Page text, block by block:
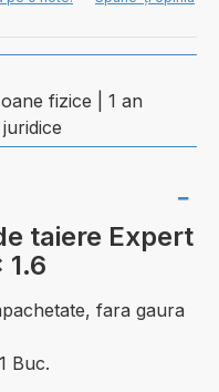
fizice | 1 an
taiere Expert
1.6
fara gaura
Buc.